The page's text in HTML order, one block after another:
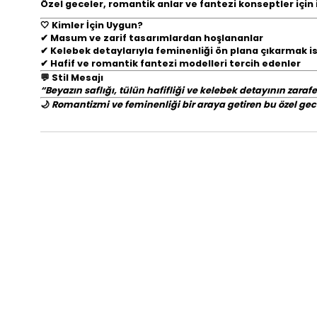
Özel geceler, romantik anlar ve fantezi konseptler için
🤍 Kimler İçin Uygun?
✔ Masum ve zarif tasarımlardan hoşlananlar
✔ Kelebek detaylarıyla feminenliği ön plana çıkarmak
✔ Hafif ve romantik fantezi modelleri tercih edenler
💬 Stil Mesajı
“Beyazın saflığı, tülün hafifliği ve kelebek detayının
🌙 Romantizmi ve feminenliği bir araya getiren bu özel